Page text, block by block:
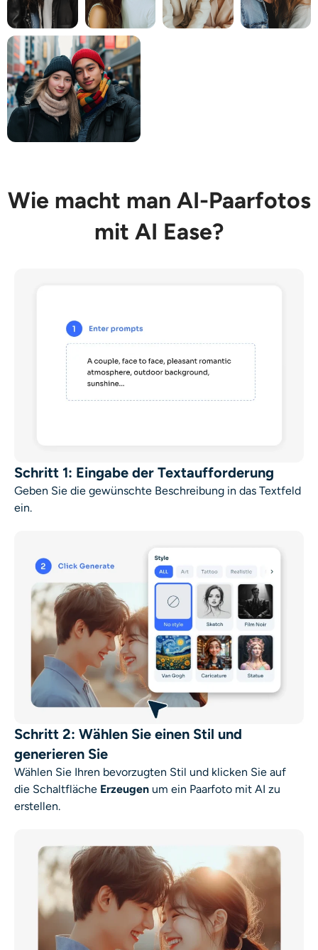
Wie macht man AI-Paarfotos
mit AI Ease?
Schritt 1: Eingabe der Textaufforderung
Geben Sie die gewünschte Beschreibung in das Textfeld
ein.
Schritt 2: Wählen Sie einen Stil und
generieren Sie
Wählen Sie Ihren bevorzugten Stil und klicken Sie auf
die Schaltfläche Erzeugen um ein Paarfoto mit AI zu
erstellen.